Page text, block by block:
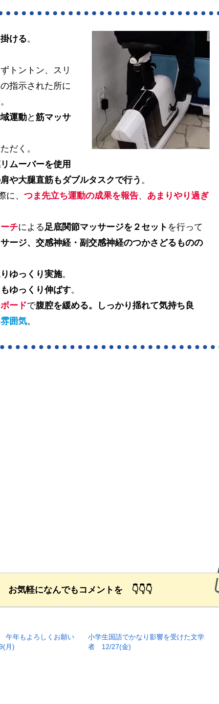
ける。
トントン、スリ
指示された所に
運動と筋マッサ
だく。
ムーバーを使用
や大腿直筋もダブルタスクで行う 。
に、つま先立ち運動の成果を報告、 あまりやり過ぎ
チによる足底関節マッサージを２セット を行って
ージ、交感神経・副交感神経のつかさどるものの
ゆっくり実施。
ゆっくり伸ばす。
ードで腹腔を緩める。しっかり揺れて気持ち良
囲気。
お気軽になんでもコメントを 👇👇👇
午年もよろしくお願い
月)
小学生国語でかなり影響を受けた文学
者 12/27(金)